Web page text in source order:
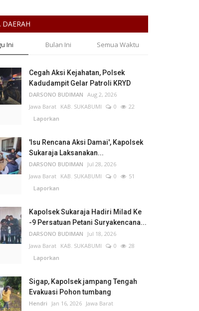
DAERAH
Ini Bulan Ini Semua Waktu
Cegah Aksi Kejahatan, Polsek
Kadudampit Gelar Patroli KRYD
DARSONO BUDIMAN Aug 2, 2026
Jawa Barat KAB. SUKABUMI 0
22
Laporkan
'Isu Rencana Aksi Damai', Kapolsek
Sukaraja Laksanakan...
DARSONO BUDIMAN
Jul 28, 2026
Jawa Barat KAB. SUKABUMI 0
51
Laporkan
Kapolsek Sukaraja Hadiri Milad Ke
-9 Persatuan Petani Suryakencana...
DARSONO BUDIMAN
Jul 18, 2026
Jawa Barat KAB. SUKABUMI 0
28
Laporkan
Sigap, Kapolsek jampang Tengah
Evakuasi Pohon tumbang
Hendri Jan 16, 2026 Jawa Barat